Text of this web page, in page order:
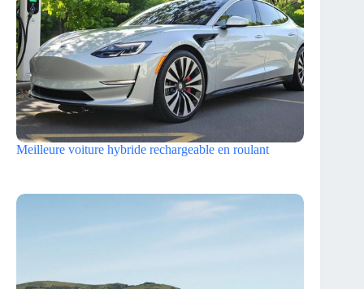
Meilleure voiture hybride rechargeable en roulant